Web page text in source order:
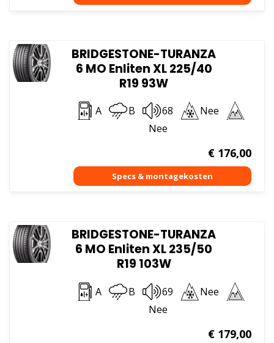
BRIDGESTONE-TURANZA
6 MO Enliten XL 225/40
R19 93W
A B 68
Nee
Nee
€176,00
BRIDGESTONE-TURANZA
6 MO Enliten XL 235/50
R19 103W
A B 69
Nee
Nee
€179,00